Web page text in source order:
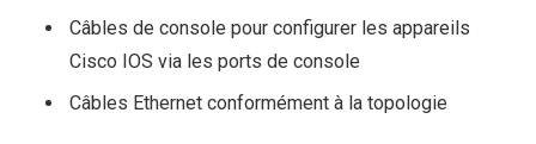
Câbles de console pour configurer les appareils
Cisco IOS via les ports de console
Câbles Ethernet conformément à la topologie